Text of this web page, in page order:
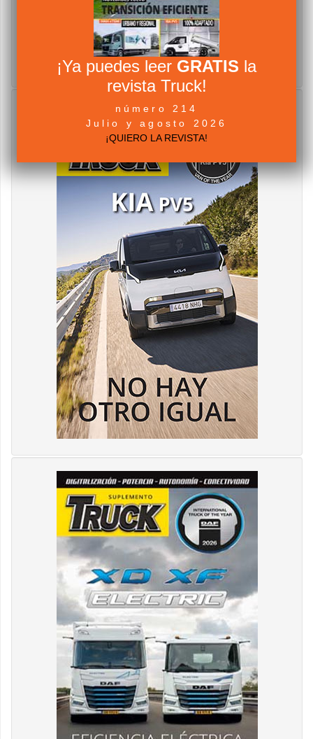
¡Ya puedes leer GRATIS la
revista Truck!
número 214
Julio y agosto 2026
¡QUIERO LA REVISTA!